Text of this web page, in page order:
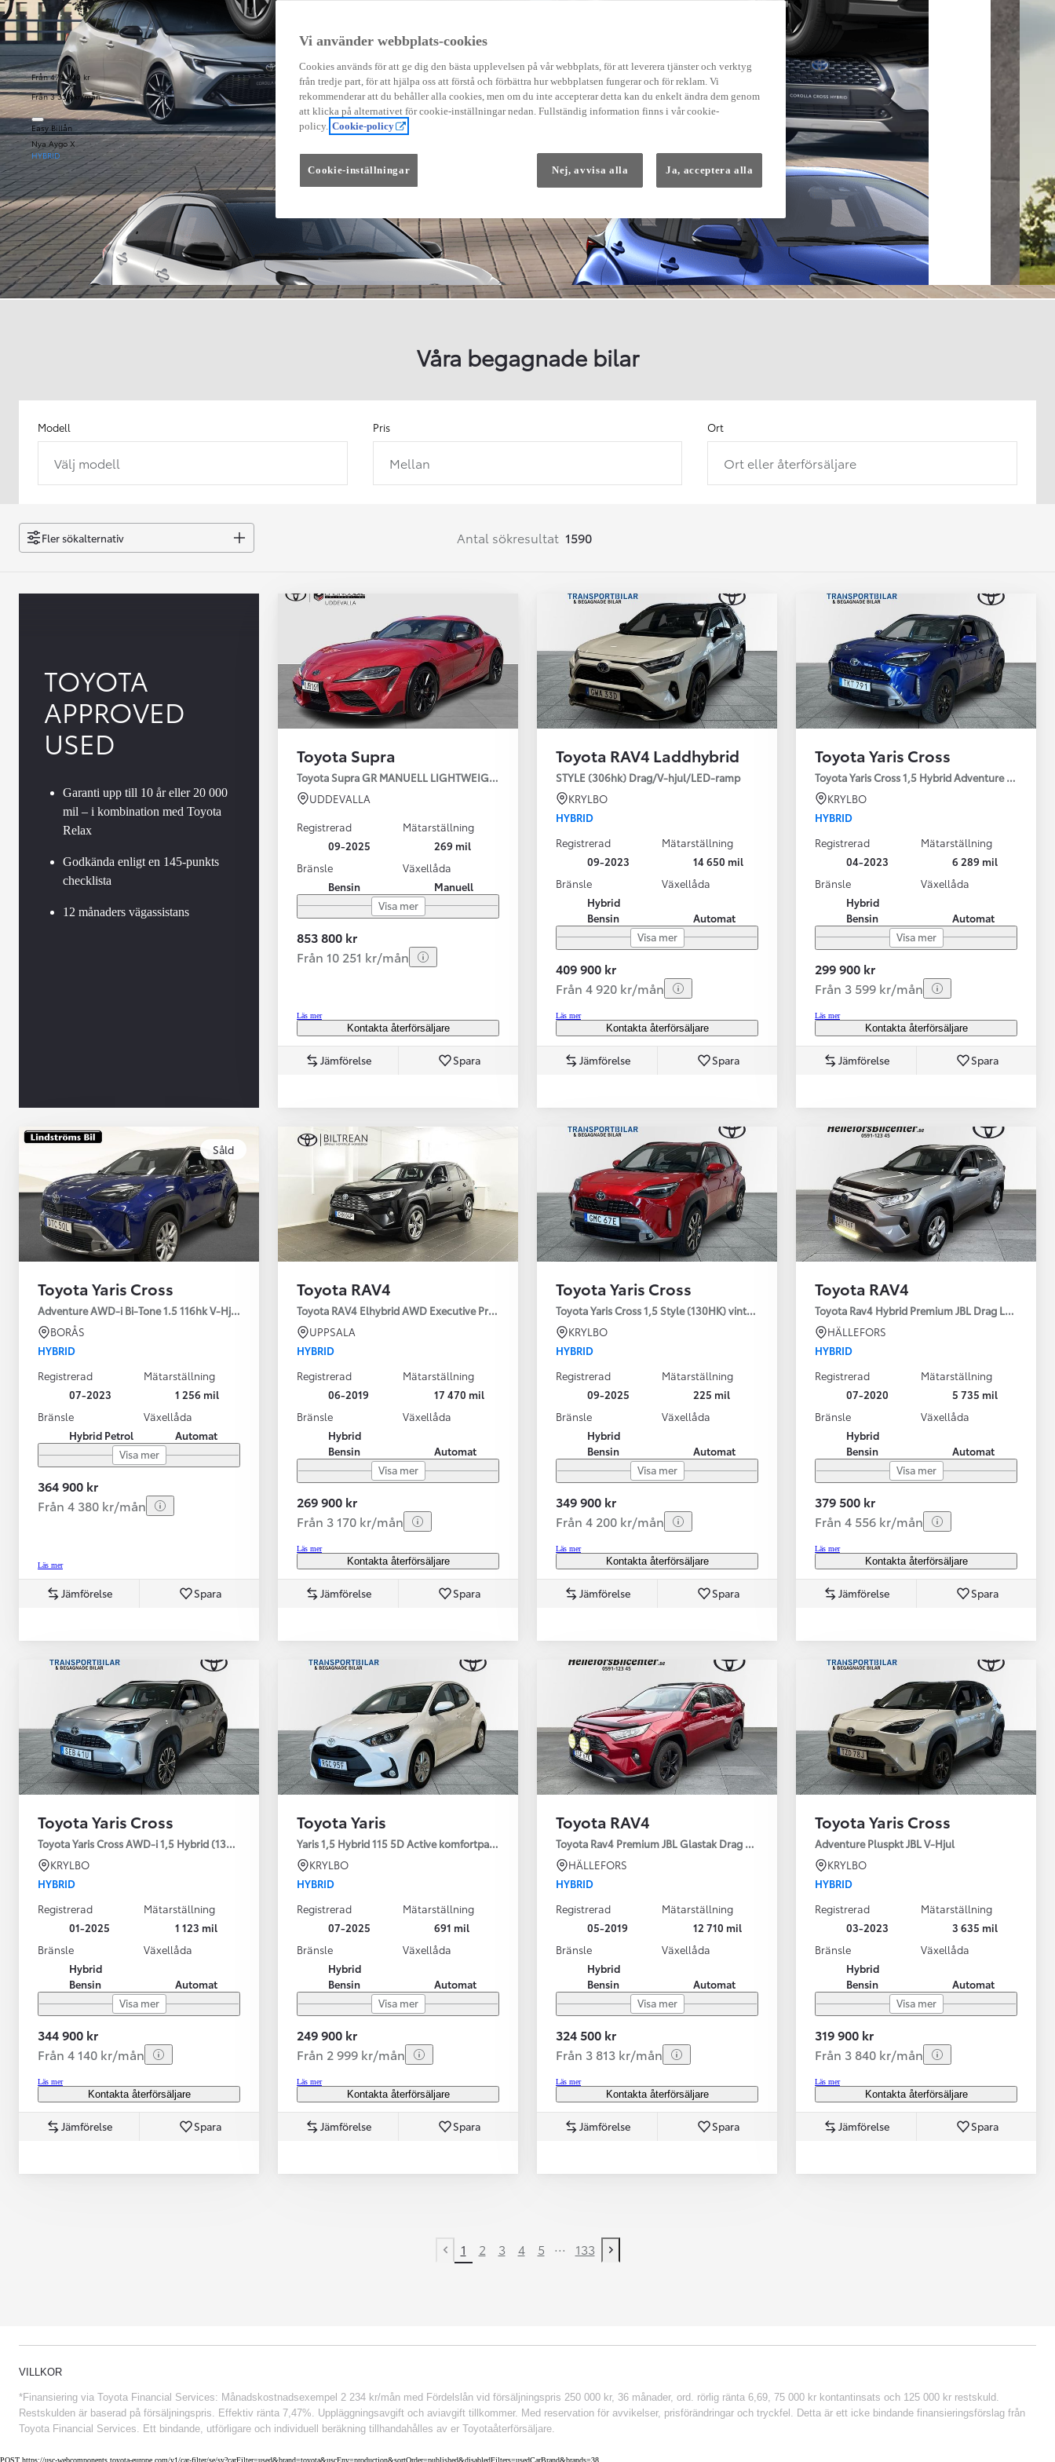
Från 479 900 kr
Från 3 333 kr/mån
Easy Billån
Från 569 900 kr
Från 3 958 kr/mån
Nya Aygo X
HYBRID
Från 238 900 kr
Easy Billån
HYBRID
GR Yaris
BENSIN
Från 599 900 kr
Corolla
HYBRID
Från 324 900 kr
Från 3 194 kr/mån
Nya Corolla Cross
Från 360 900 kr
Från 3 548 kr/mån
Easy Billån
Toyota C-HR
HYBRID & LADDHYBRID
Från 350 900 kr
Från 3 450 kr/mån
Easy Billån
Toyota GR Supra
BENSIN
Nya GR GT
The soul lives on
Vi har Sveriges mest nöjda
Toyota
När varje jobb
Våra begagnade bilar
Modell
Välj modell
Pris
Mellan
Ort
Ort eller återförsäljare
Fler sökalternativ Antal sökresultat 1590
TOYOTA
APPROVED
USED
Garanti upp till 10 år eller 20 000
mil – i kombination med Toyota
Relax
Godkända enligt en 145-punkts
checklista
12 månaders vägassistans
Toyota Supra
Toyota Supra GR MANUELL LIGHTWEIGHT EVO / OMG LEV! MOMSBIL!
UDDEVALLA
Registrerad
09-2025
Mätarställning
269 mil
Bränsle
Bensin
Växellåda
Manuell
Visa mer
853 800 kr
Från 10 251 kr/mån
Läs mer
Kontakta återförsäljare
Jämförelse Spara
Toyota RAV4 Laddhybrid
STYLE (306hk) Drag/V-hjul/LED-ramp
KRYLBO
HYBRID
Registrerad
09-2023
Mätarställning
14 650 mil
Bränsle
Hybrid
Bensin
Växellåda
Automat
Visa mer
409 900 kr
Från 4 920 kr/mån
Läs mer
Kontakta återförsäljare
Jämförelse Spara
Toyota Yaris Cross
Toyota Yaris Cross 1,5 Hybrid Adventure Drag V-
KRYLBO
HYBRID
Registrerad
04-2023
Mätarställning
6 289 mil
Bränsle
Hybrid
Bensin
Växellåda
Automat
Visa mer
299 900 kr
Från 3 599 kr/mån
Läs mer
Kontakta återförsäljare
Jämförelse Spara
Såld
Toyota Yaris Cross
Adventure AWD-i Bi-Tone 1.5 116hk V-Hjul Drag JBL
BORÅS
HYBRID
Registrerad
07-2023
Mätarställning
1 256 mil
Bränsle
Hybrid Petrol
Växellåda
Automat
Visa mer
364 900 kr
Från 4 380 kr/mån
Läs mer
Jämförelse Spara
Toyota RAV4
Toyota RAV4 Elhybrid AWD Executive Premium Drag 360-kamera JBL
UPPSALA
HYBRID
Registrerad
06-2019
Mätarställning
17 470 mil
Bränsle
Hybrid
Bensin
Växellåda
Automat
Visa mer
269 900 kr
Från 3 170 kr/mån
Läs mer
Kontakta återförsäljare
Jämförelse Spara
Toyota Yaris Cross
Toyota Yaris Cross 1,5 Style (130HK) vinterhjul
KRYLBO
HYBRID
Registrerad
09-2025
Mätarställning
225 mil
Bränsle
Hybrid
Bensin
Växellåda
Automat
Visa mer
349 900 kr
Från 4 200 kr/mån
Läs mer
Kontakta återförsäljare
Jämförelse Spara
Toyota RAV4
Toyota Rav4 Hybrid Premium JBL Drag Led ramp
HÄLLEFORS
HYBRID
Registrerad
07-2020
Mätarställning
5 735 mil
Bränsle
Hybrid
Bensin
Växellåda
Automat
Visa mer
379 500 kr
Från 4 556 kr/mån
Läs mer
Kontakta återförsäljare
Jämförelse Spara
Toyota Yaris Cross
Toyota Yaris Cross AWD-i 1,5 Hybrid (130HK) Style V-hjul
KRYLBO
HYBRID
Registrerad
01-2025
Mätarställning
1 123 mil
Bränsle
Hybrid
Bensin
Växellåda
Automat
Visa mer
344 900 kr
Från 4 140 kr/mån
Läs mer
Kontakta återförsäljare
Jämförelse Spara
Toyota Yaris
Yaris 1,5 Hybrid 115 5D Active komfortpaket
KRYLBO
HYBRID
Registrerad
07-2025
Mätarställning
691 mil
Bränsle
Hybrid
Bensin
Växellåda
Automat
Visa mer
249 900 kr
Från 2 999 kr/mån
Läs mer
Kontakta återförsäljare
Jämförelse Spara
Toyota RAV4
Toyota Rav4 Premium JBL Glastak Drag Motorv Vhjul
HÄLLEFORS
HYBRID
Registrerad
05-2019
Mätarställning
12 710 mil
Bränsle
Hybrid
Bensin
Växellåda
Automat
Visa mer
324 500 kr
Från 3 813 kr/mån
Läs mer
Kontakta återförsäljare
Jämförelse Spara
Toyota Yaris Cross
Adventure Pluspkt JBL V-Hjul
KRYLBO
HYBRID
Registrerad
03-2023
Mätarställning
3 635 mil
Bränsle
Hybrid
Bensin
Växellåda
Automat
Visa mer
319 900 kr
Från 3 840 kr/mån
Läs mer
Kontakta återförsäljare
Jämförelse Spara
Previous page
1 2 3 4 5 ... 133
Next page
VILLKOR
*Finansiering via Toyota Financial Services: Månadskostnadsexempel 2 234 kr/mån med Fördelslån vid försäljningspris 250 000 kr, 36 månader, ord. rörlig ränta 6,69, 75 000 kr kontantinsats och 125 000 kr restskuld.
Restskulden är baserad på försäljningspris. Effektiv ränta 7,47%. Uppläggningsavgift och aviavgift tillkommer. Med reservation för avvikelser, prisförändringar och tryckfel. Detta är ett icke bindande finansieringsförslag från
Toyota Financial Services. Ett bindande, utförligare och individuell beräkning tillhandahålles av er Toyotaåterförsäljare.
POST https://usc-webcomponents.toyota-europe.com/v1/car-filter/se/sv?carFilter=used&brand=toyota&uscEnv=production&sortOrder=published&disabledFilters=usedCarBrand&brands=38
Vi använder webbplats-cookies
Cookies används för att ge dig den bästa upplevelsen på vår webbplats, för att leverera tjänster och verktyg
från tredje part, för att hjälpa oss att förstå och förbättra hur webbplatsen fungerar och för reklam. Vi
rekommenderar att du behåller alla cookies, men om du inte accepterar detta kan du enkelt ändra dem genom
att klicka på alternativet för cookie-inställningar nedan. Fullständig information finns i vår cookie-
policy. Cookie-policy
Cookie-inställningar Nej, avvisa alla Ja, acceptera alla